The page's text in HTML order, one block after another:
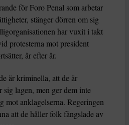
för Foro Penal som arbetar
stänger dörren om sig
har vuxit i takt
protesterna mot president
år efter år.
är kriminella, att de är
sig lagen, men ger dem inte
mot anklagelserna. Regeringen
att de håller folk fängslade av